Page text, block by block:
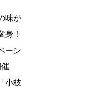
味が
身！
ーン
小枝